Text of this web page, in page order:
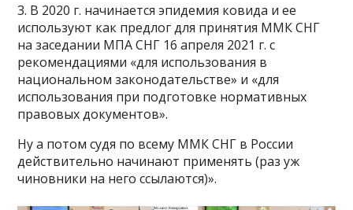
3. В 2020 г. начинается эпидемия ковида и ее
используют как предлог для принятия ММК СНГ
на заседании МПА СНГ 16 апреля 2021 г. с
рекомендациями «для использования в
национальном законодательстве» и «для
использования при подготовке нормативных
правовых документов».
Ну а потом судя по всему ММК СНГ в России
действительно начинают применять (раз уж
чиновники на него ссылаются)».